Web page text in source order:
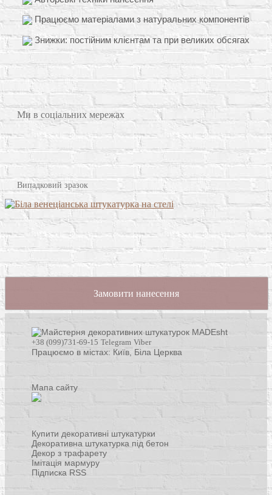
Працюємо матеріалами з натуральних компонентів
Знижки: постійним клієнтам та при великих обсягах
Ми в соціальних мережах
Випадковий зразок
Замовити нанесення
+38 (099)731-69-15 Telegram Viber
Працюємо в містах: Київ, Біла Церква
Мапа сайту
Купити декоративні штукатурки
Декоративна штукатурка під бетон
Декор з трафарету
Імітація мармуру
Підписка RSS